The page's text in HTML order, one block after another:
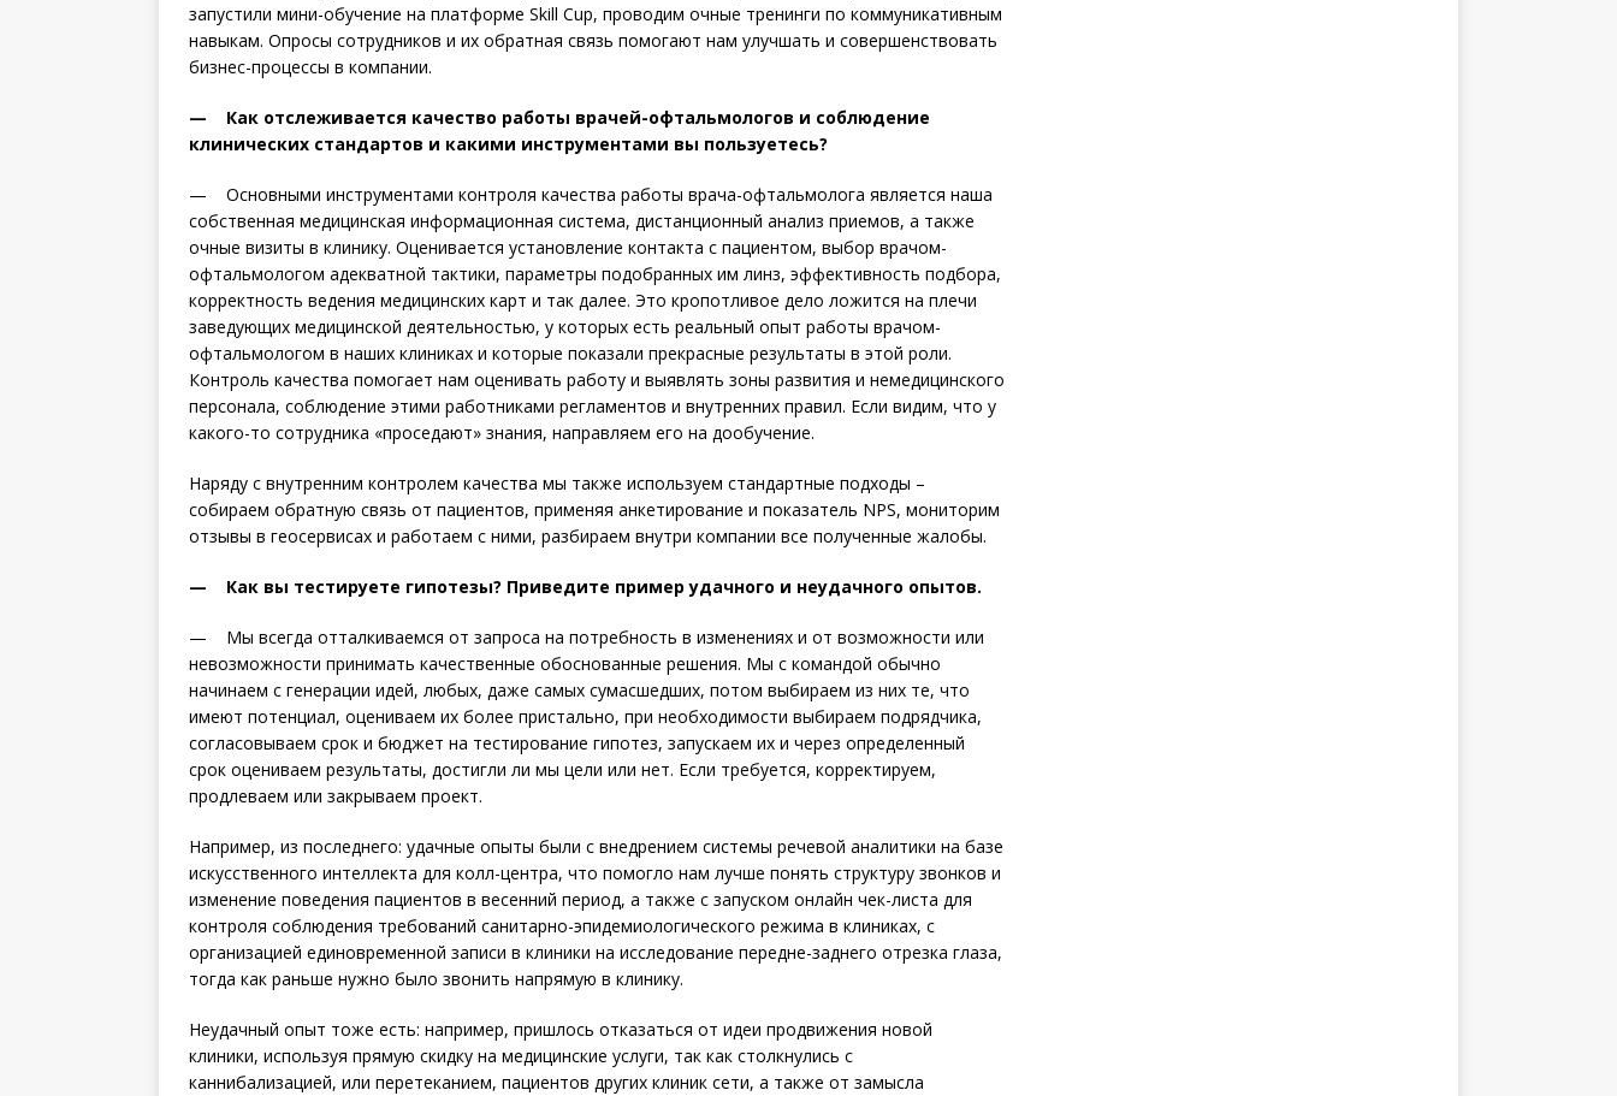
запустили мини-обучение на платформе Skill Cup, проводим очные тренинги по коммуникативным
навыкам. Опросы сотрудников и их обратная связь помогают нам улучшать и совершенствовать
бизнес-процессы в компании.
— Как отслеживается качество работы врачей-офтальмологов и соблюдение
клинических стандартов и какими инструментами вы пользуетесь?
— Основными инструментами конт­роля качества работы врача-офтальмолога является наша
собственная медицинская информационная система, дистанционный анализ приемов, а также
очные визиты в клинику. Оценивается установление контакта с пациентом, выбор врачом-
офтальмологом адекватной тактики, параметры подобранных им линз, эффективность подбора,
корректность ведения медицинских карт и так далее. Это кропотливое дело ложится на плечи
заведующих медицинской деятельностью, у которых есть реальный опыт работы врачом-
офтальмологом в наших клиниках и которые показали прекрасные результаты в этой роли.
Контроль качества помогает нам оценивать работу и выявлять зоны развития и немедицинского
персонала, соблюдение этими работниками регламентов и внутренних правил. Если видим, что у
какого-то сотрудника «проседают» знания, направляем его на дообучение.
Наряду с внутренним контролем качества мы также используем стандартные подходы –
собираем обратную связь от пациентов, применяя анкетирование и показатель NPS, мониторим
отзывы в геосервисах и работаем с ними, разбираем внутри компании все полученные жалобы.
— Как вы тестируете гипотезы? Приведите пример удачного и неудачного опытов.
— Мы всегда отталкиваемся от запроса на потребность в изменениях и от возможности или
невозможности принимать качественные обоснованные решения. Мы с командой обычно
начинаем с генерации идей, любых, даже самых сумасшедших, потом выбираем из них те, что
имеют потенциал, оцениваем их более пристально, при необходимости выбираем подрядчика,
согласовываем срок и бюджет на тестирование гипотез, запускаем их и через определенный
срок оцениваем результаты, достигли ли мы цели или нет. Если требуется, корректируем,
продлеваем или закрываем проект.
Например, из последнего: удачные опыты были с внедрением системы речевой аналитики на базе
искус­ственного интеллекта для колл-центра, что помогло нам лучше понять структуру звонков и
изменение поведения пациентов в весенний период, а также с запуском онлайн чек-листа для
контроля соблюдения требований санитарно-эпидемиологического режима в клиниках, с
организацией единовременной записи в клиники на исследование передне-заднего отрезка глаза,
тогда как раньше нужно было звонить напрямую в клинику.
Неудачный опыт тоже есть: например, пришлось отказаться от идеи продвижения новой
клиники, используя прямую скидку на медицинские услуги, так как столкнулись с
каннибализацией, или перетеканием, пациентов других клиник сети, а также от замысла